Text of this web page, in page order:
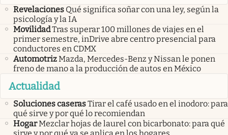
Revelaciones Qué significa soñar con una ley, según la
psicología y la IA
MovilidadTras superar 100 millones de viajes en el
primer semestre, inDrive abre centro presencial para
conductores en CDMX
AutomotrizMazda, Mercedes-Benz y Nissan le ponen
freno de mano a la producción de autos en México
Actualidad
Soluciones caserasTirar el café usado en el inodoro: para
qué sirve y por qué lo recomiendan
HogarMezclar hojas de laurel con bicarbonato: para qué